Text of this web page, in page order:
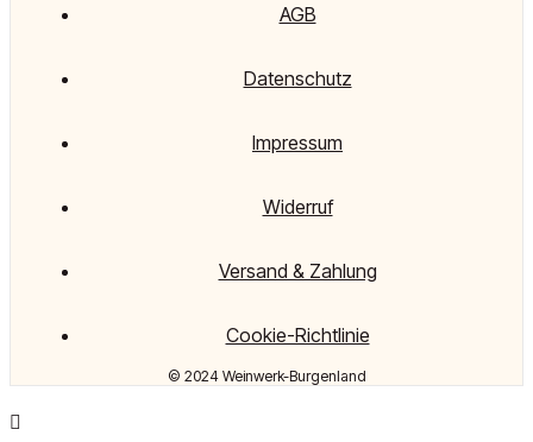
© 2024 Weinwerk-Burgenland
AGB
Datenschutz
Impressum
Widerruf
Versand & Zahlung
Cookie-Richtlinie